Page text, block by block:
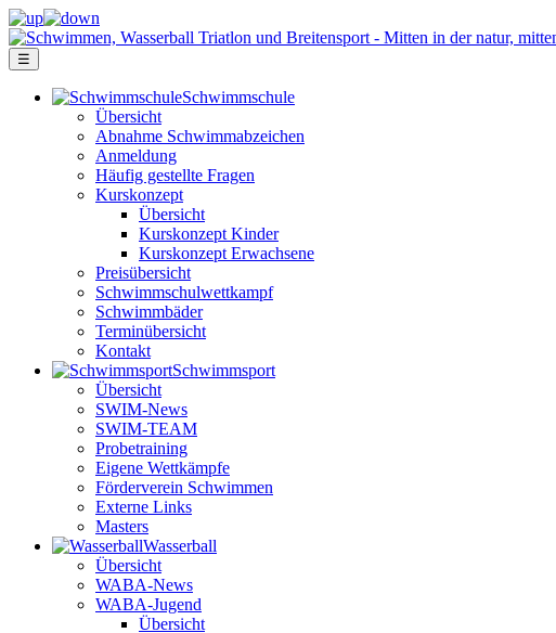
☰
Schwimm­schule
Übersicht
Ab­nah­me Schwimm­ab­zei­chen
Anmeldung
Häufig gestellte Fragen
Kurs­konzept
Übersicht
Kurskonzept Kinder
Kurskonzept Erwachsene
Preis­über­sicht
Schwimm­schul­wett­kampf
Schwimm­bäder
Terminübersicht
Kontakt
Schwimm­sport
Übersicht
SWIM-News
SWIM-TEAM
Probe­training
Eigene Wettkämpfe
Förderverein Schwimmen
Externe Links
Masters
Wasser­ball
Übersicht
WABA-News
WABA-Jugend
Übersicht